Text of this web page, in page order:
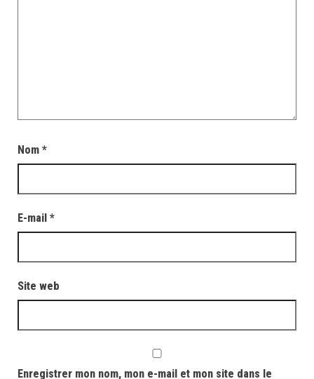
Nom *
E-mail *
Site web
Enregistrer mon nom, mon e-mail et mon site dans le